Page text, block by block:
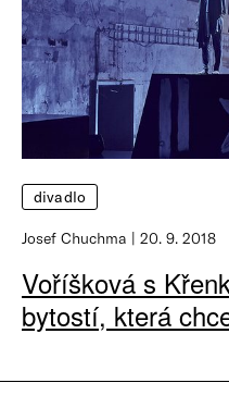
divadlo
Josef Chuchma 20. 9. 2018
Voříšková s
bytostí, která